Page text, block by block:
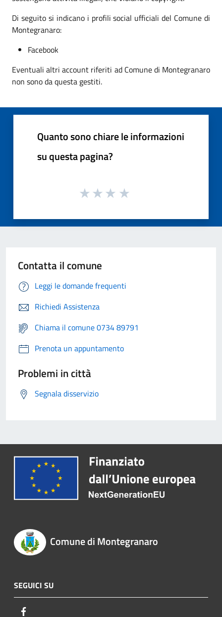
Di seguito si indicano i profili social ufficiali del Comune di
Montegranaro:
Facebook
Eventuali altri account riferiti ad Comune di Montegranaro
non sono da questa gestiti.
Quanto sono chiare le informazioni
su questa pagina?
Contatta il comune
Leggi le domande frequenti
Richiedi Assistenza
Chiama il comune 0734 89791
Prenota un appuntamento
Problemi in città
Segnala disservizio
Comune di Montegranaro
SEGUICI SU